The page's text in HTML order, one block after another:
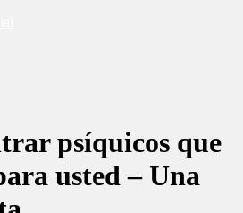
psíquicos que
usted – Una